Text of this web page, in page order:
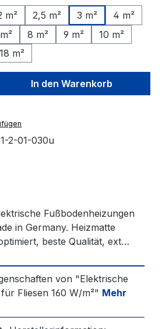
m² 2,5 m² 3 m²
4 m²
8 m² 9 m²
10 m²
18 m²
Gib den
In den Warenkorb
2-01-030u
Fußbodenheizungen
in Germany. Heizmatte
beste Qualität, ext…
von "Elektrische
Fliesen 160 W/m²" Mehr